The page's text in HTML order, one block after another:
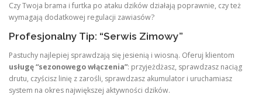
Czy Twoja brama i furtka po ataku dzików działają poprawnie, czy też
wymagają dodatkowej regulacji zawiasów?
Profesjonalny Tip: “Serwis Zimowy”
Pastuchy najlepiej sprawdzają się jesienią i wiosną. Oferuj klientom
usługę “sezonowego włączenia”: przyjeżdżasz, sprawdzasz naciąg
drutu, czyścisz linię z zarośli, sprawdzasz akumulator i uruchamiasz
system na okres największej aktywności dzików.